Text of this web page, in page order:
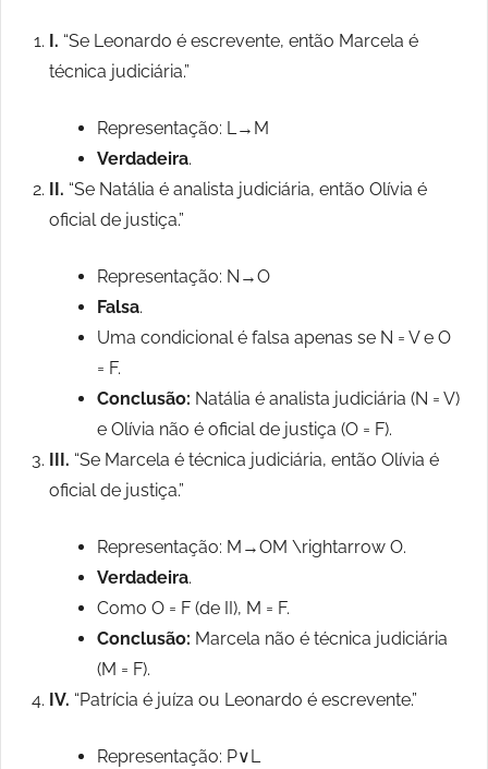
I. “Se Leonardo é escrevente, então Marcela é
técnica judiciária.”
Representação: L→M
Verdadeira.
II. “Se Natália é analista judiciária, então Olívia é
oficial de justiça.”
Representação: N→O
Falsa.
Uma condicional é falsa apenas se N = V e O
= F.
Conclusão: Natália é analista judiciária (N = V)
e Olívia não é oficial de justiça (O = F).
III. “Se Marcela é técnica judiciária, então Olívia é
oficial de justiça.”
Representação: M→OM \rightarrow O.
Verdadeira.
Como O = F (de II), M = F.
Conclusão: Marcela não é técnica judiciária
(M = F).
IV. “Patrícia é juíza ou Leonardo é escrevente.”
Representação: P∨L